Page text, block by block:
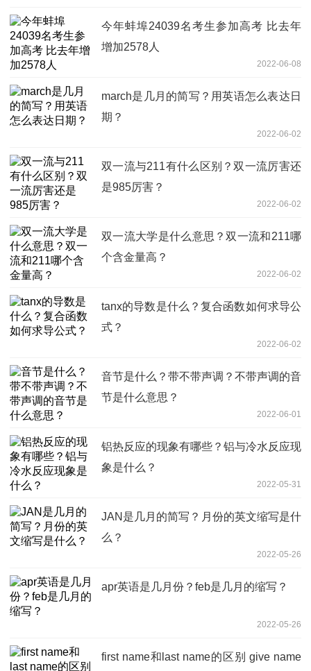
今年蚌埠24039名考生参加高考 比去年
增加2578人
2022-06-08
march是几月的简写？用英语怎么表达日
期？
2022-06-02
双一流与211有什么区别？双一流厉害还
是985厉害？
2022-06-02
双一流大学是什么意思？双一流和211哪
个含金量高？
2022-06-02
tanx的导数是什么？复合函数如何求导公
式？
2022-06-02
音节是什么？带不带声调？不带声调的音
节是什么意思？
2022-06-01
铝热反应的现象有哪些？铝与冷水反应现
象是什么？
2022-05-31
JAN是几月的简写？月份的英文缩写是什
么？
2022-05-26
apr英语是几月份？feb是几月的缩写？
2022-05-26
first name和last name的区别 give name